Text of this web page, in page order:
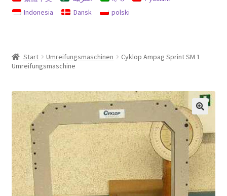
Indonesia
Dansk polski
Start Umreifungsmaschinen
Cyklop Ampag Sprint SM 1
Umreifungsmaschine